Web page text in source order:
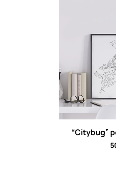
“Citybug”